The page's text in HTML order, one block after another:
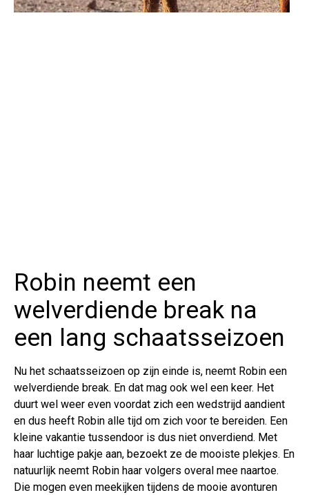
Robin neemt een
welverdiende break na
een lang schaatsseizoen
Nu het schaatsseizoen op zijn einde is, neemt Robin een
welverdiende break. En dat mag ook wel een keer. Het
duurt wel weer even voordat zich een wedstrijd aandient
en dus heeft Robin alle tijd om zich voor te bereiden. Een
kleine vakantie tussendoor is dus niet onverdiend. Met
haar luchtige pakje aan, bezoekt ze de mooiste plekjes. En
natuurlijk neemt Robin haar volgers overal mee naartoe.
Die mogen even meekijken tijdens de mooie avonturen